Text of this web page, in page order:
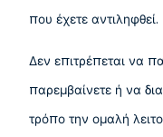
που έχετε αντιληφθεί.
Δεν επιτρέπεται να
παρεμβαίνετε ή να
τρόπο την ομαλή